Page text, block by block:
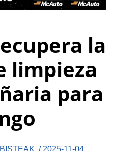
la
limpieza
para
, / 2025-11-04